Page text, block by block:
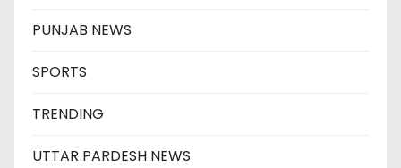
PUNJAB NEWS
SPORTS
TRENDING
UTTAR PARDESH NEWS